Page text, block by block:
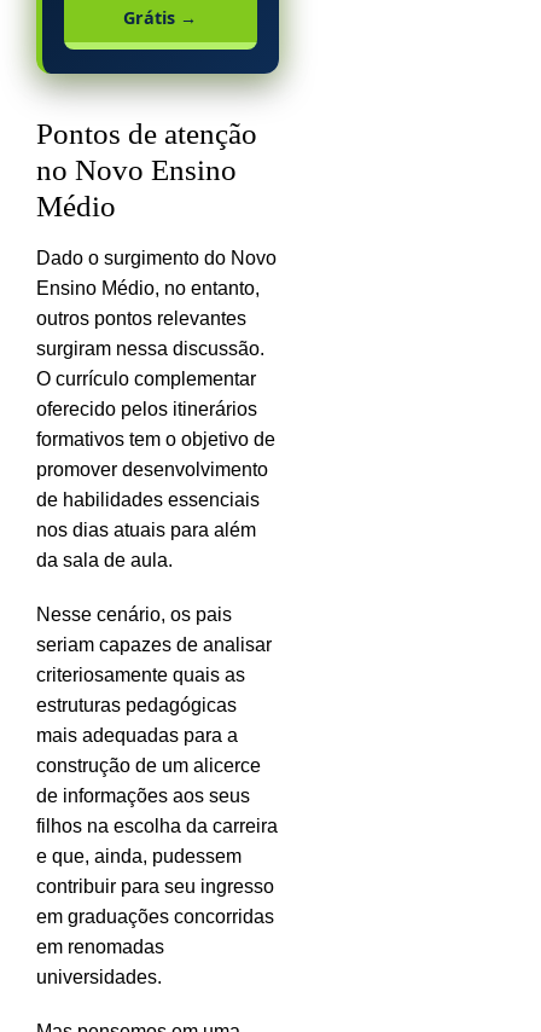
Grátis →
Pontos de atenção
no Novo Ensino
Médio
Dado o surgimento do Novo
Ensino Médio, no entanto,
outros pontos relevantes
surgiram nessa discussão.
O currículo complementar
oferecido pelos itinerários
formativos tem o objetivo de
promover desenvolvimento
de habilidades essenciais
nos dias atuais para além
da sala de aula.
Nesse cenário, os pais
seriam capazes de analisar
criteriosamente quais as
estruturas pedagógicas
mais adequadas para a
construção de um alicerce
de informações aos seus
filhos na escolha da carreira
e que, ainda, pudessem
contribuir para seu ingresso
em graduações concorridas
em renomadas
universidades.